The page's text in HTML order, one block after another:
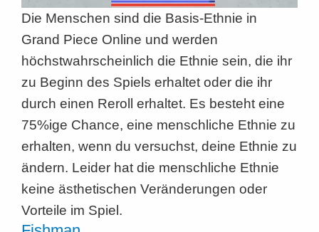
Die Menschen sind die Basis-Ethnie in
Grand Piece Online und werden
höchstwahrscheinlich die Ethnie sein, die ihr
zu Beginn des Spiels erhaltet oder die ihr
durch einen Reroll erhaltet. Es besteht eine
75%ige Chance, eine menschliche Ethnie zu
erhalten, wenn du versuchst, deine Ethnie zu
ändern. Leider hat die menschliche Ethnie
keine ästhetischen Veränderungen oder
Vorteile im Spiel.